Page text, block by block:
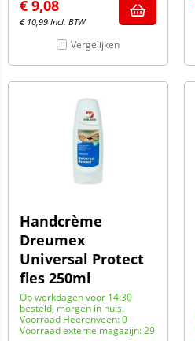
€ 9,08
€ 10,99 Incl. BTW
Vergelijken
Handcrème
Dreumex
Universal Protect
fles 250ml
Op werkdagen voor 14:30
besteld, morgen in huis.
Voorraad Heerenveen: 0
Voorraad externe magazijn: 29